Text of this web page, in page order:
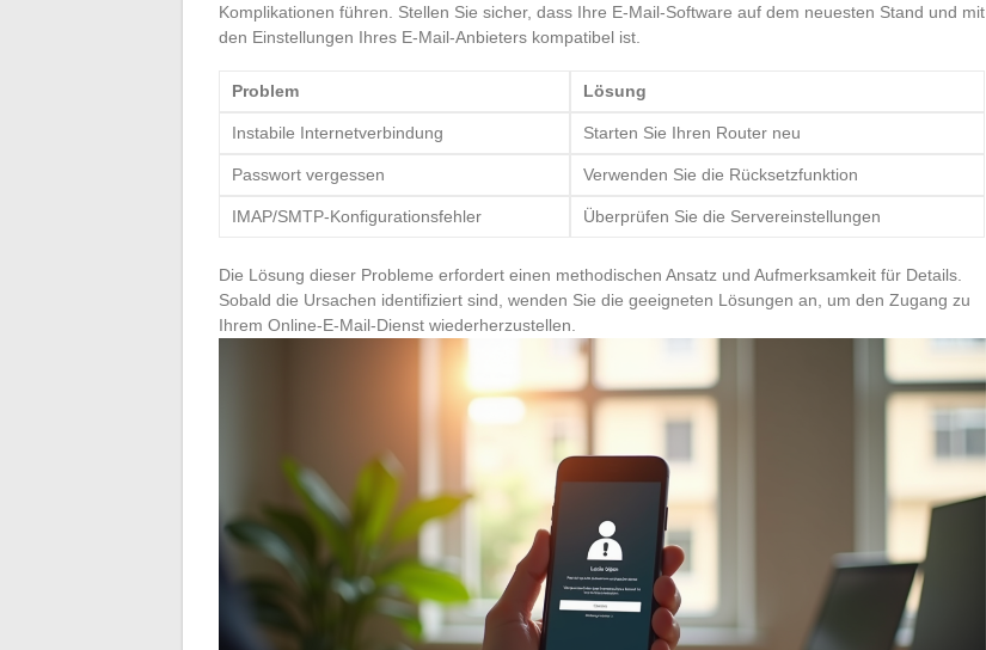
Komplikationen führen. Stellen Sie sicher, dass Ihre E-Mail-Software auf dem neuesten Stand und mit
den Einstellungen Ihres E-Mail-Anbieters kompatibel ist.
Problem Lösung
Instabile Internetverbindung Starten Sie Ihren Router neu
Passwort vergessen Verwenden Sie die Rücksetzfunktion
IMAP/SMTP-Konfigurationsfehler Überprüfen Sie die Servereinstellungen
Die Lösung dieser Probleme erfordert einen methodischen Ansatz und Aufmerksamkeit für Details.
Sobald die Ursachen identifiziert sind, wenden Sie die geeigneten Lösungen an, um den Zugang zu
Ihrem Online-E-Mail-Dienst wiederherzustellen.